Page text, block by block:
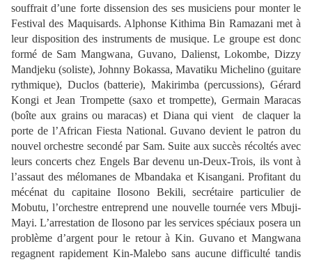
souffrait d’une forte dissension des ses musiciens pour monter le
Festival des Maquisards. Alphonse Kithima Bin Ramazani met à
leur disposition des instruments de musique. Le groupe est donc
formé de Sam Mangwana, Guvano, Dalienst, Lokombe, Dizzy
Mandjeku (soliste), Johnny Bokassa, Mavatiku Michelino (guitare
rythmique), Duclos (batterie), Makirimba (percussions), Gérard
Kongi et Jean Trompette (saxo et trompette), Germain Maracas
(boîte aux grains ou maracas) et Diana qui vient de claquer la
porte de l’African Fiesta National. Guvano devient le patron du
nouvel orchestre secondé par Sam. Suite aux succès récoltés avec
leurs concerts chez Engels Bar devenu un-Deux-Trois, ils vont à
l’assaut des mélomanes de Mbandaka et Kisangani. Profitant du
mécénat du capitaine Ilosono Bekili, secrétaire particulier de
Mobutu, l’orchestre entreprend une nouvelle tournée vers Mbuji-
Mayi. L’arrestation de Ilosono par les services spéciaux posera un
problème d’argent pour le retour à Kin. Guvano et Mangwana
regagnent rapidement Kin-Malebo sans aucune difficulté tandis